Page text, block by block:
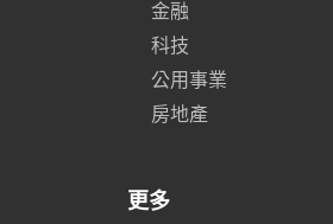
金融
科技
公用事業
房地產
更多